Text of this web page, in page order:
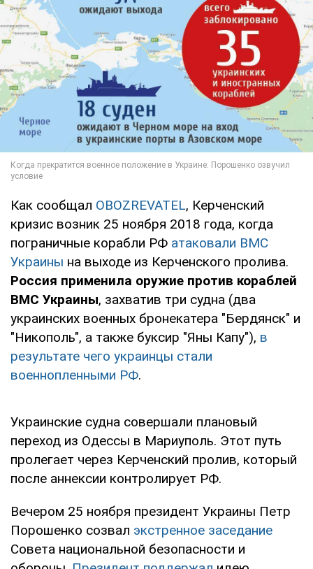
Как сообщал OBOZREVATEL, Керченский
кризис возник 25 ноября 2018 года, когда
пограничные корабли РФ атаковали ВМС
Украины на выходе из Керченского пролива.
Россия применила оружие против кораблей
ВМС Украины, захватив три судна (два
украинских военных бронекатера "Бердянск" и
"Никополь", а также буксир "Яны Капу"), в
результате чего украинцы стали
военнопленными РФ.
Украинские судна совершали плановый
переход из Одессы в Мариуполь. Этот путь
пролегает через Керченский пролив, который
после аннексии контролирует РФ.
Вечером 25 ноября президент Украины Петр
Порошенко созвал экстренное заседание
Совета национальной безопасности и